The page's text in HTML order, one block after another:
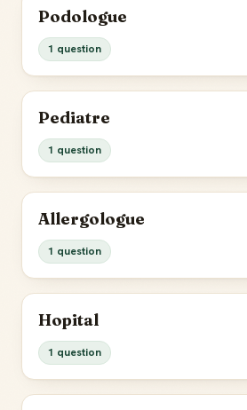
Podologue
1 question
Pediatre
1 question
Allergologue
1 question
Hopital
1 question